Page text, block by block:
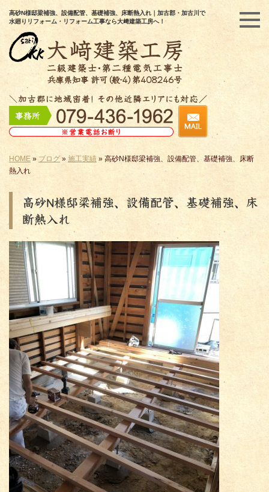
高砂N様邸梁補強、設備配管、基礎補強、床断熱入れ｜加古郡・加古川で
水廻りリフォーム・リフォーム工事なら大﨑建築工房へ！
HOME » ブログ» 施工実績 » 高砂N様邸梁補強、設備配管、基礎補強、床断
熱入れ
高砂N様邸梁補強、設備配管、基礎補強、床
断熱入れ